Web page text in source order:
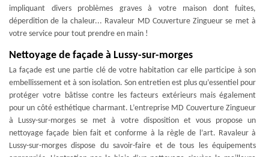
impliquant divers problèmes graves à votre maison dont fuites,
déperdition de la chaleur... Ravaleur MD Couverture Zingueur se met à
votre service pour tout prendre en main !
Nettoyage de façade à Lussy-sur-morges
La façade est une partie clé de votre habitation car elle participe à son
embellissement et à son isolation. Son entretien est plus qu’essentiel pour
protéger votre bâtisse contre les facteurs extérieurs mais également
pour un côté esthétique charmant. L’entreprise MD Couverture Zingueur
à Lussy-sur-morges se met à votre disposition et vous propose un
nettoyage façade bien fait et conforme à la règle de l’art. Ravaleur à
Lussy-sur-morges dispose du savoir-faire et de tous les équipements